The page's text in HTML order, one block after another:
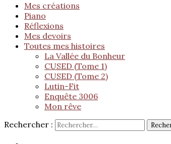
Mes créations
Piano
Réflexions
Mes devoirs
Toutes mes histoires
La Vallée du Bonheur
CUSED (Tome 1)
CUSED (Tome 2)
Lutin-Fit
Enquête 3006
Mon rêve
Rechercher :